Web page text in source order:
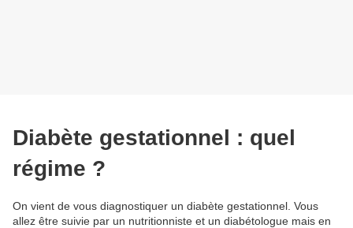
Diabète gestationnel : quel
régime ?
On vient de vous diagnostiquer un diabète gestationnel. Vous
allez être suivie par un nutritionniste et un diabétologue mais en